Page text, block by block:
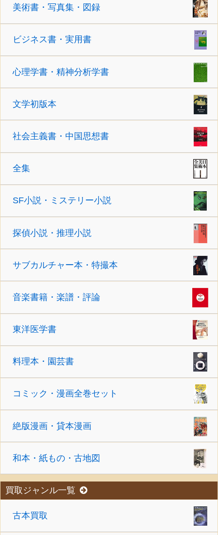
美術書・写真集・図録
ビジネス書・実用書
心理学書・精神分析学書
文学初版本
社会主義書・中国思想書
全集
SF小説・ミステリー小説
探偵小説・推理小説
サブカルチャー本・特撮本
音楽書籍・楽譜・評論
東洋医学書
料理本・園芸書
コミック・漫画全巻セット
絶版漫画・貸本漫画
和本・紙もの・古地図
買取ジャンル一覧
古本買取